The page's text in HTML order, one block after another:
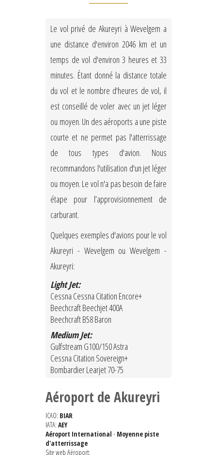
Le vol privé de Akureyri à Wevelgem a
une distance d'environ 2046 km et un
temps de vol d'environ 3 heures et 33
minutes. Étant donné la distance totale
du vol et le nombre d'heures de vol, il
est conseillé de voler avec un jet léger
ou moyen. Un des aéroports a une piste
courte et ne permet pas l'atterrissage
de tous types d'avion. Nous
recommandons l'utilisation d'un jet léger
ou moyen. Le vol n'a pas besoin de faire
étape pour l’approvisionnement de
carburant.
Quelques exemples d'avions pour le vol
Akureyri - Wevelgem ou Wevelgem -
Akureyri:
Light Jet:
Cessna Cessna Citation Encore+
Beechcraft Beechjet 400A
Beechcraft B58 Baron
Medium Jet:
Gulfstream G100/150 Astra
Cessna Citation Sovereign+
Bombardier Learjet 70-75
Aéroport de Akureyri
ICAO: BIAR
IATA: AEY
Aéroport International - Moyenne piste
d'atterrissage
Site web Aéroport: